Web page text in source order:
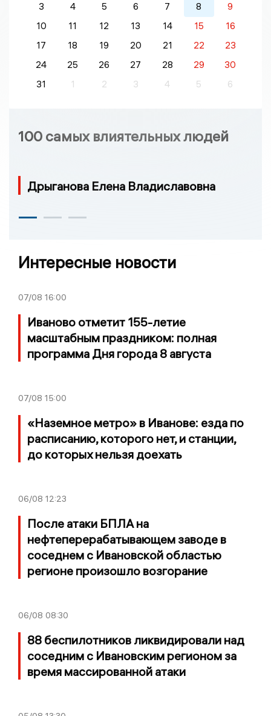
3
4 5 6 7 8
9
10
11 12 13 14 15
16
17
18 19 20 21 22
23
24
25 26 27 28 29
30
31
1 2 3 4 5 6
100 самых влиятельных людей
Дрыганова Елена Владиславовна
Интересные новости
07/08 16:00
Иваново отметит 155-летие
масштабным праздником: полная
программа Дня города 8 августа
07/08 15:00
«Наземное метро» в Иванове: езда по
расписанию, которого нет, и станции,
до которых нельзя доехать
06/08 12:23
После атаки БПЛА на
нефтеперерабатывающем заводе в
соседнем с Ивановской областью
регионе произошло возгорание
06/08 08:30
88 беспилотников ликвидировали над
соседним с Ивановским регионом за
время массированной атаки